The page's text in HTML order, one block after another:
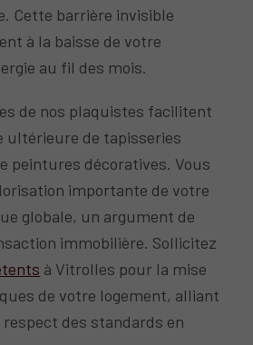
Cette barrière invisible
à la baisse de votre
au fil des mois.
de nos plaquistes facilitent
ultérieure de tapisseries
peintures décoratives. Vous
importante de votre
globale, un argument de
immobilière. Sollicitez
à Vitrolles pour la mise
de votre logement, alliant
des standards en